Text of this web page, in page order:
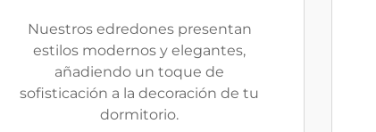
Nuestros edredones presentan
estilos modernos y elegantes,
añadiendo un toque de
sofisticación a la decoración de tu
dormitorio.